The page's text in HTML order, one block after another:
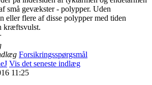
små gevækster - polypper. Uden
eller flere af disse polypper med tiden
kræftsvulst.
Forsikringsspørgsmål
Vis det seneste indlæg
11:25